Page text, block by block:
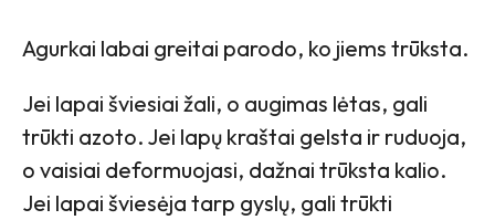
Agurkai labai greitai parodo, ko jiems trūksta.
Jei lapai šviesiai žali, o augimas lėtas, gali
trūkti azoto. Jei lapų kraštai gelsta ir ruduoja,
o vaisiai deformuojasi, dažnai trūksta kalio.
Jei lapai šviesėja tarp gyslų, gali trūkti